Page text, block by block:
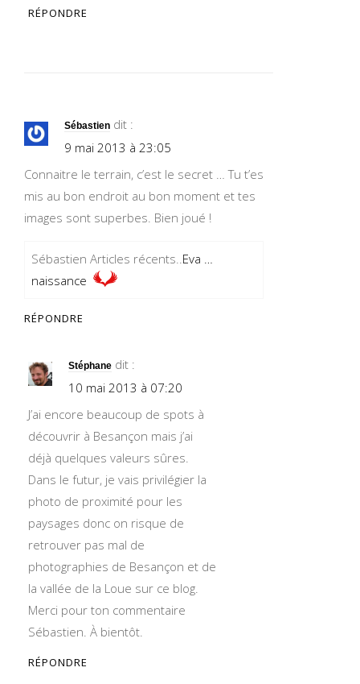
RÉPONDRE
Sébastien dit :
9 mai 2013 à 23:05
Connaitre le terrain, c’est le secret … Tu t’es
mis au bon endroit au bon moment et tes
images sont superbes. Bien joué !
Sébastien Articles récents..Eva …
naissance
RÉPONDRE
Stéphane dit :
10 mai 2013 à 07:20
J’ai encore beaucoup de spots à
découvrir à Besançon mais j’ai
déjà quelques valeurs sûres.
Dans le futur, je vais privilégier la
photo de proximité pour les
paysages donc on risque de
retrouver pas mal de
photographies de Besançon et de
la vallée de la Loue sur ce blog.
Merci pour ton commentaire
Sébastien. À bientôt.
RÉPONDRE